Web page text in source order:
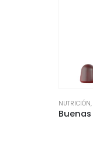
NUTRICIÓN,